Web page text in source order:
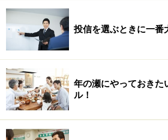
いなあ」と想定する前提というか
それを求め、得たときに脳が快感
「来た！わたしってシアワセ～」と
投資する前に必要な人生ス
れています。そのストーリーによ
投信を選ぶときに一番
年の瀬にやっておきた
ル！